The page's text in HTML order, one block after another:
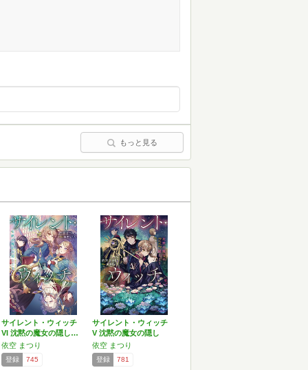
もっと見る
サイレント・ウィッチ
VI 沈黙の魔女の隠し…
依空 まつり
登録 745
サイレント・ウィッチ
V 沈黙の魔女の隠し
ご…
依空 まつり
登録 781